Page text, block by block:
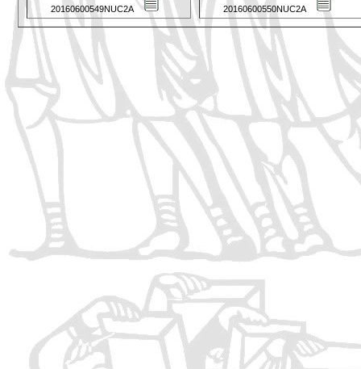
20160600549NUC2A 20160600550NUC2A